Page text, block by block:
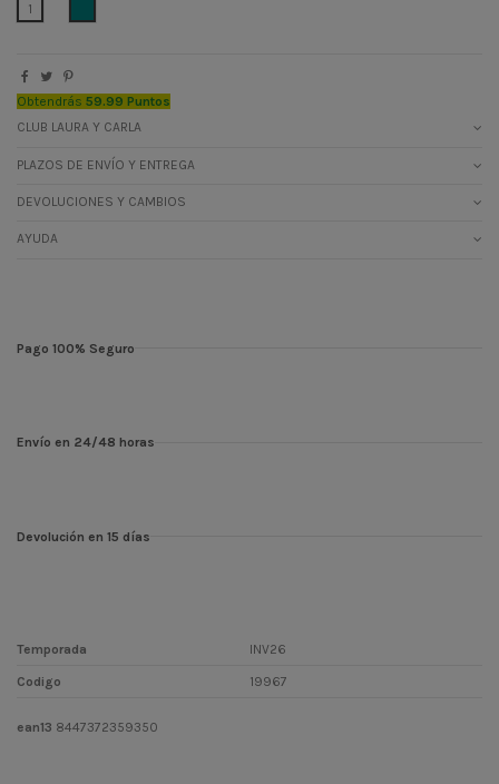
1
Obtendrás 59.99 Puntos
CLUB LAURA Y CARLA
PLAZOS DE ENVÍO Y ENTREGA
DEVOLUCIONES Y CAMBIOS
AYUDA
Pago 100% Seguro
Envío en 24/48 horas
Devolución en 15 días
Temporada INV26
Codigo 19967
ean13 8447372359350